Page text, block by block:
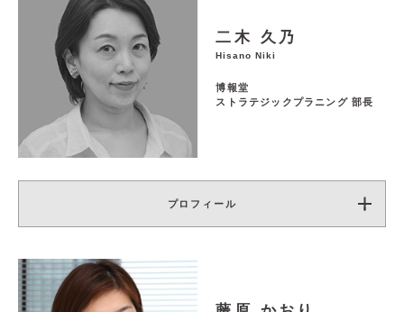
二木 久乃
Hisano Niki
博報堂
ストラテジックプラニング 部長
プロフィール